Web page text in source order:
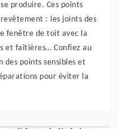
produire. Ces points
: les joints des
fenêtre de toit avec la
et faîtières… Confiez au
des points sensibles et
pour éviter la